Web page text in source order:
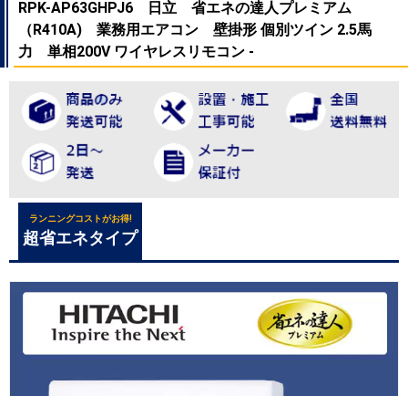
RPK-AP63GHPJ6 日立 省エネの達人プレミアム
（R410A) 業務用エアコン 壁掛形 個別ツイン 2.5馬
力 単相200V ワイヤレスリモコン -
ランニングコストがお得!
超省エネタイプ